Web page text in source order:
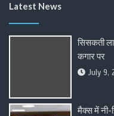
Latest News
सिसकती
कगार पर
July 9,
मैक्स में नी-